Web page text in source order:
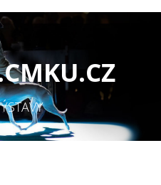
CMKU.CZ